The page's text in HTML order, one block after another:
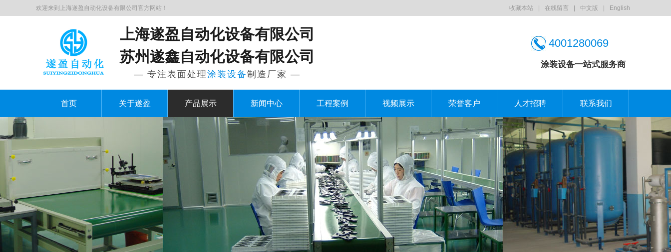
收藏本站 在线留言 中文版 English
欢迎来到上海遂盈自动化设备有限公司官方网站！
4001280069
涂装设备一站式服务商
上海遂盈自动化设备有限公司
苏州遂鑫自动化设备有限公司
— 专注表面处理涂装设备制造厂家 —
首页 关于遂盈 产品展示 新闻中心 工程案例 视频展示 荣誉客户 人才招聘 联系我们